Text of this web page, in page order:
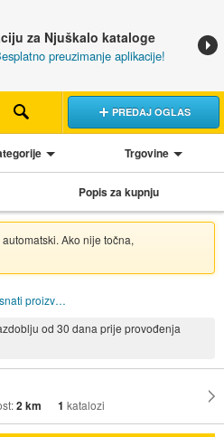
za Njuškalo kataloge
preuzimanje aplikacije!
PREDAJ OGLAS
Trgovine
Popis za kupnju
Ako nije točna,
Meso i suhomesnati proizvodi
od 30 dana prije provođenja
2 km 1 katalozi